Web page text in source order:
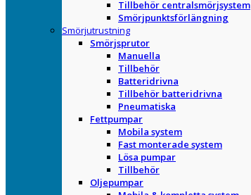
Tillbehör centralsmörjsystem
Smörjpunktsförlängning
Smörjutrustning
Smörjsprutor
Manuella
Tillbehör
Batteridrivna
Tillbehör batteridrivna
Pneumatiska
Fettpumpar
Mobila system
Fast monterade system
Lösa pumpar
Tillbehör
Oljepumpar